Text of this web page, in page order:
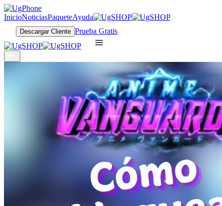
InicioNoticiasPaqueteAyuda
Descargar Cliente Prueba Gratis